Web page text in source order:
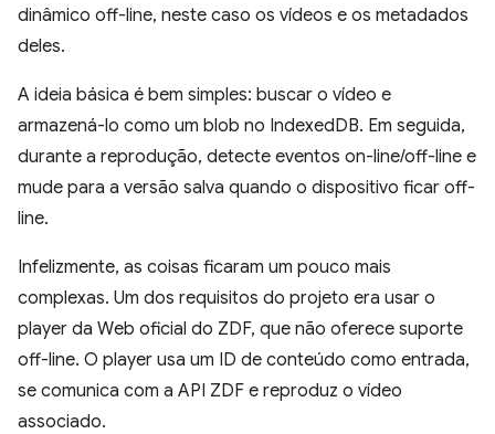
dinâmico off-line, neste caso os vídeos e os metadados
deles.
A ideia básica é bem simples: buscar o vídeo e
armazená-lo como um blob no IndexedDB. Em seguida,
durante a reprodução, detecte eventos on-line/off-line e
mude para a versão salva quando o dispositivo ficar off-
line.
Infelizmente, as coisas ficaram um pouco mais
complexas. Um dos requisitos do projeto era usar o
player da Web oficial do ZDF, que não oferece suporte
off-line. O player usa um ID de conteúdo como entrada,
se comunica com a API ZDF e reproduz o vídeo
associado.